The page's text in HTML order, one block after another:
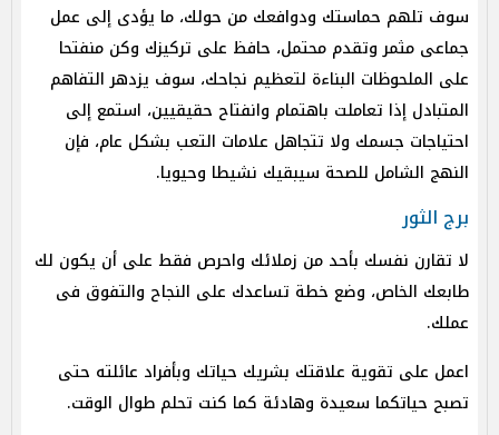
سوف تلهم حماستك ودوافعك من حولك، ما يؤدى إلى عمل
جماعى مثمر وتقدم محتمل، حافظ على تركيزك وكن منفتحا
على الملحوظات البناءة لتعظيم نجاحك، سوف يزدهر التفاهم
المتبادل إذا تعاملت باهتمام وانفتاح حقيقيين، استمع إلى
احتياجات جسمك ولا تتجاهل علامات التعب بشكل عام، فإن
النهج الشامل للصحة سيبقيك نشيطا وحيويا.
برج الثور
لا تقارن نفسك بأحد من زملائك واحرص فقط على أن يكون لك
طابعك الخاص، وضع خطة تساعدك على النجاح والتفوق فى
عملك.
اعمل على تقوية علاقتك بشريك حياتك وبأفراد عائلته حتى
تصبح حياتكما سعيدة وهادئة كما كنت تحلم طوال الوقت.